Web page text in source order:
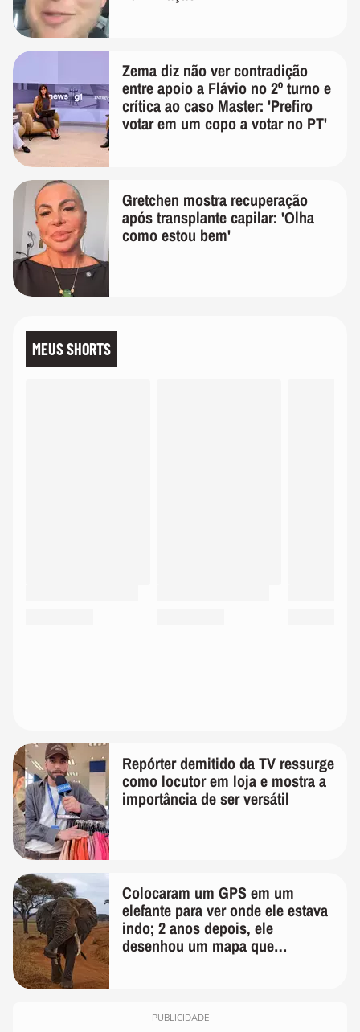
Zema diz não ver contradição
entre apoio a Flávio no 2º turno e
crítica ao caso Master: 'Prefiro
votar em um copo a votar no PT'
Gretchen mostra recuperação
após transplante capilar: 'Olha
como estou bem'
MEUS SHORTS
Repórter demitido da TV ressurge
como locutor em loja e mostra a
importância de ser versátil
Colocaram um GPS em um
elefante para ver onde ele estava
indo; 2 anos depois, ele
desenhou um mapa que
PUBLICIDADE